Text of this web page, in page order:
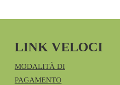
LINK VELOCI
MODALITÀ DI
PAGAMENTO